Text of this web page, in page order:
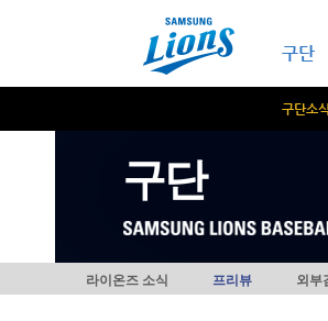
구단
구단소식
구단
라이온즈 소식 프리뷰 외부